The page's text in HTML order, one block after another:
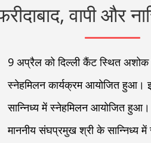
वापी और
9 अप्रैल को दिल्ली कैंट स्थित अशोक
स्नेहमिलन कार्यक्रम आयोजित हुआ।
सान्निध्य में स्नेहमिलन आयोजित
माननीय संघप्रमुख श्री के सान्निध्य